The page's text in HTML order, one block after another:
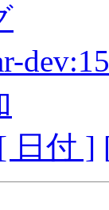
日付 ]